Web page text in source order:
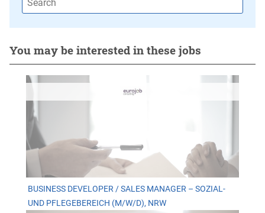
You may be interested in these jobs
BUSINESS DEVELOPER / SALES MANAGER – SOZIAL-
UND PFLEGEBEREICH (M/W/D), NRW